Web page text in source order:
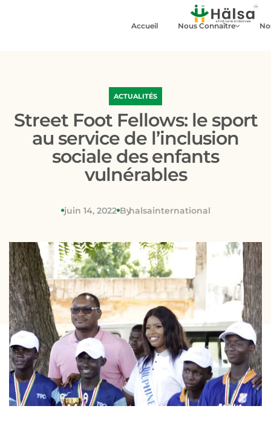
Accueil Nous Connaître
ACTUALITÉS
Street Foot Fellows: le sport
au service de l’inclusion
sociale des enfants
vulnérables
juin 14, 2022 Byhalsainternational